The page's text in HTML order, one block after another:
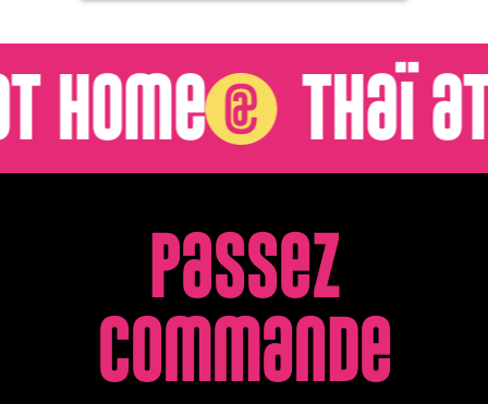
THaï aT
Passez
commanDe